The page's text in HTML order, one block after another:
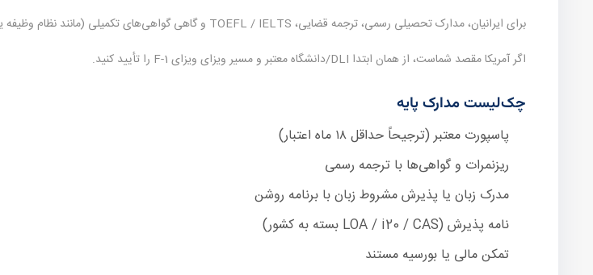
برای ایرانیان، مدارک تحصیلی رسمی، ترجمه قضایی، TOEFL / IELTS و گاهی گواهی‌های تکمیلی (مانند نظام وظیفه یا تمکن) جزو چک‌لیست اصلی است.
اگر آمریکا مقصد شماست، از همان ابتدا DLI/دانشگاه معتبر و مسیر ویزای ویزای F-1 را تأیید کنید.
چک‌لیست مدارک پایه
پاسپورت معتبر (ترجیحاً حداقل ۱۸ ماه اعتبار)
ریزنمرات و گواهی‌ها با ترجمه رسمی
مدرک زبان یا پذیرش مشروط زبان با برنامه روشن
نامه پذیرش (LOA / i20 / CAS بسته به کشور)
تمکن مالی یا بورسیه مستند